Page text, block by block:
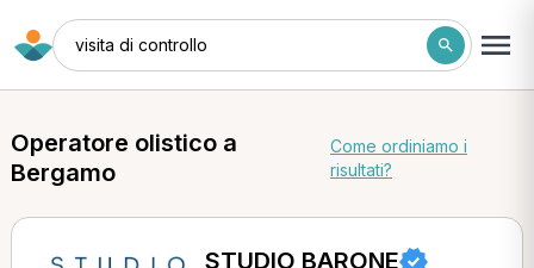
visita di controllo
Operatore olistico a
Bergamo
Come ordiniamo i
risultati?
STUDIO BARONE